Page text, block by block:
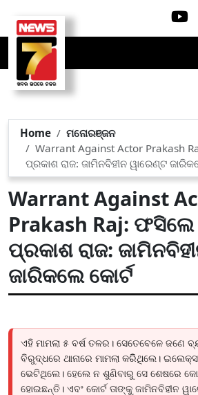
Home
ମନୋରଞ୍ଜନ
Warrant Against Actor Prakash
ପ୍ରକାଶ ରାଜ: ଜାମିନବିହୀନ ୱାରେଣ୍ଟ
Warrant Against
Prakash Raj: ଫସିଲେ
ପ୍ରକାଶ ରାଜ:
ଜାରିକଲେ କୋର୍ଟ
ଏହି ମାମଲା ୫ ବର୍ଷ ତଳର। ସେତେବେଳେ ଜଣେ
ବିରୁଦ୍ଧରେ ଥାନାରେ ମାମଲା କରିିଥିଲେ।
ଭେଟିଥିଲେ। ହେଲେ ନ ଶୁଣିବାରୁ ସେ ଶେଷରେ
ହୋଇଛନ୍ତି। ଏବଂ କୋର୍ଟ ତାଙ୍କୁ ଜାମିନବିହୀନ